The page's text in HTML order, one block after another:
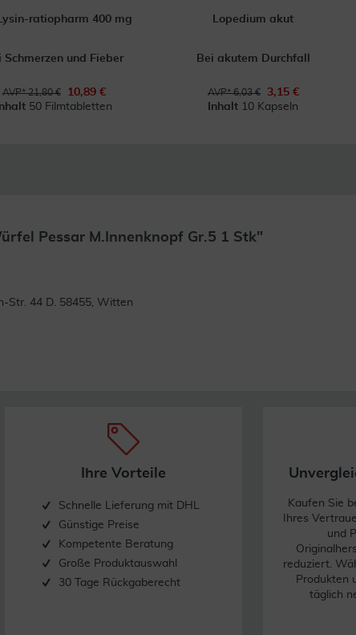
ratiopharm 400 mg
Schmerzen und Fieber
AVP* 21,80 €
10,89 €
Inhalt 50 Filmtabletten
Lopedium akut
Bei akutem Durchfall
AVP* 6,03 €
3,15 €
Inhalt 10 Kapseln
Pessar M.Innenknopf Gr.5 1 Stk"
Weiterlesen
Str. 44 D. 58455, Witten
Ihre Vorteile
Schnelle Lieferung mit DHL
Günstige Preise
Kompetente Beratung
Große Produktauswahl
30 Tage Rückgaberecht
Kaufen Sie
Ihres
und
reduziert.
Produkten
täglich